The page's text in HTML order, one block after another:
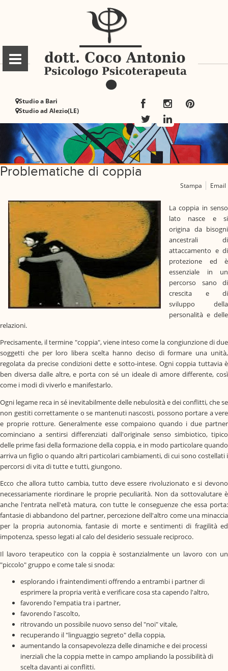
Studio a Bari
Studio ad Alezio(LE)
Problematiche di coppia
Stampa Email
La coppia in senso
lato nasce e si
origina da bisogni
ancestrali di
attaccamento e di
protezione ed è
essenziale in un
percorso sano di
crescita e di
sviluppo della
personalità e delle
relazioni.
Precisamente, il termine "coppia", viene inteso come la congiunzione di due
soggetti che per loro libera scelta hanno deciso di formare una unità,
regolata da precise condizioni dette e sotto-intese. Ogni coppia tuttavia è
ben diversa dalle altre, e porta con sé un ideale di amore differente, così
come i modi di viverlo e manifestarlo.
Ogni legame reca in sé inevitabilmente delle nebulosità e dei conflitti, che se
non gestiti correttamente o se mantenuti nascosti, possono portare a vere
e proprie rotture. Generalmente esse compaiono quando i due partner
cominciano a sentirsi differenziati dall'originale senso simbiotico, tipico
delle prime fasi della formazione della coppia, e in modo particolare quando
arriva un figlio o quando altri particolari cambiamenti, di cui sono costellati i
percorsi di vita di tutte e tutti, giungono.
Ecco che allora tutto cambia, tutto deve essere rivoluzionato e si devono
necessariamente riordinare le proprie peculiarità. Non da sottovalutare è
anche l'entrata nell'età matura, con tutte le conseguenze che essa porta:
fantasie di abbandono del partner, percezione dell'altro come una minaccia
per la propria autonomia, fantasie di morte e sentimenti di fragilità ed
impotenza, spesso legati al calo del desiderio sessuale reciproco.
Il lavoro terapeutico con la coppia è sostanzialmente un lavoro con un
"piccolo" gruppo e come tale si snoda:
esplorando i fraintendimenti offrendo a entrambi i partner di
esprimere la propria verità e verificare cosa sta capendo l'altro,
favorendo l'empatia tra i partner,
favorendo l'ascolto,
ritrovando un possibile nuovo senso del "noi" vitale,
recuperando il "linguaggio segreto" della coppia,
aumentando la consapevolezza delle dinamiche e dei processi
inerziali che la coppia mette in campo ampliando la possibilità di
scelta davanti ai conflitti.